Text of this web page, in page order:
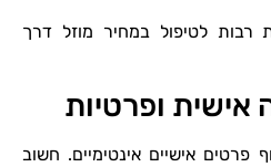
רבות לטיפול במחיר מוזל דרך
פרטים אישיים אינטימיים. חשוב